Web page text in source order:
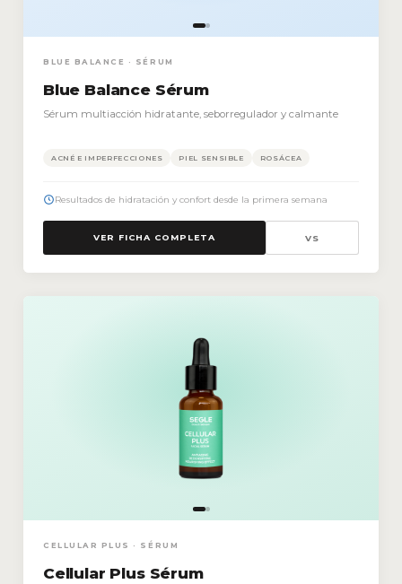
BLUE BALANCE · SÉRUM
Blue Balance Sérum
Sérum multiacción hidratante, seborregulador y calmante
ACNÉ E IMPERFECCIONES PIEL SENSIBLE ROSÁCEA
Resultados de hidratación y confort desde la primera semana
VER FICHA COMPLETA VS
CELLULAR PLUS · SÉRUM
Cellular Plus Sérum